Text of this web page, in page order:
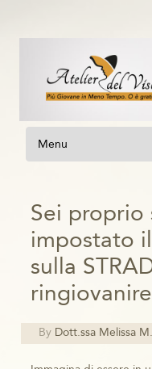
Vai al contenuto
Sei proprio
impostato
sulla
By Dott.ssa Melissa